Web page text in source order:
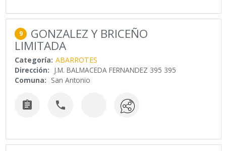
9 GONZALEZ Y BRICEÑO
LIMITADA
Categoría: ABARROTES
Dirección: J.M. BALMACEDA FERNANDEZ 395 395
Comuna: San Antonio
 